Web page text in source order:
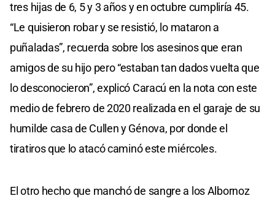
tres hijas de 6, 5 y 3 años y en octubre cumpliría 45.
“Le quisieron robar y se resistió, lo mataron a
puñaladas”, recuerda sobre los asesinos que eran
amigos de su hijo pero “estaban tan dados vuelta que
lo desconocieron”, explicó Caracú en la nota con este
medio de febrero de 2020 realizada en el garaje de su
humilde casa de Cullen y Génova, por donde el
tiratiros que lo atacó caminó este miércoles.
El otro hecho que manchó de sangre a los Albornoz